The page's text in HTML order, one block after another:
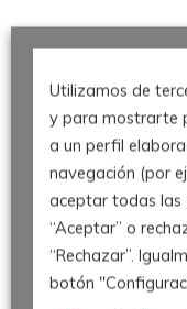
Utilizamos de
y para mostrarte
a un perfil
navegación (por
aceptar todas las
“Aceptar” o
“Rechazar”.
botón